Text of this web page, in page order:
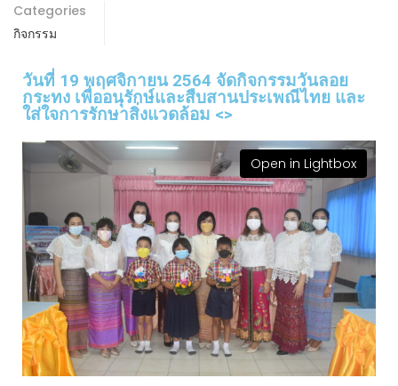
Categories
กิจกรรม
วันที่ 19 พฤศจิกายน 2564 จัดกิจกรรมวันลอย
กระทง เพื่ออนุรักษ์และสืบสานประเพณีไทย และ
ใส่ใจการรักษาสิ่งแวดล้อม <>
Open in Lightbox